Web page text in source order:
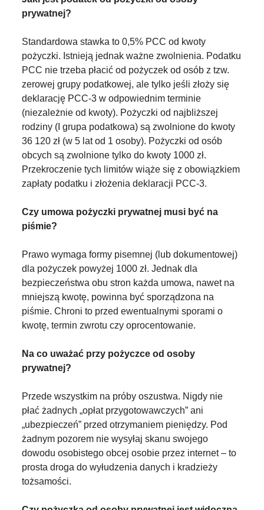
prywatnej?
Standardowa stawka to 0,5% PCC od kwoty
pożyczki. Istnieją jednak ważne zwolnienia. Podatku
PCC nie trzeba płacić od pożyczek od osób z tzw.
zerowej grupy podatkowej, ale tylko jeśli złoży się
deklarację PCC-3 w odpowiednim terminie
(niezależnie od kwoty). Pożyczki od najbliższej
rodziny (I grupa podatkowa) są zwolnione do kwoty
36 120 zł (w 5 lat od 1 osoby). Pożyczki od osób
obcych są zwolnione tylko do kwoty 1000 zł.
Przekroczenie tych limitów wiąże się z obowiązkiem
zapłaty podatku i złożenia deklaracji PCC-3.
Czy umowa pożyczki prywatnej musi być na
piśmie?
Prawo wymaga formy pisemnej (lub dokumentowej)
dla pożyczek powyżej 1000 zł. Jednak dla
bezpieczeństwa obu stron każda umowa, nawet na
mniejszą kwotę, powinna być sporządzona na
piśmie. Chroni to przed ewentualnymi sporami o
kwotę, termin zwrotu czy oprocentowanie.
Na co uważać przy pożyczce od osoby
prywatnej?
Przede wszystkim na próby oszustwa. Nigdy nie
płać żadnych „opłat przygotowawczych” ani
„ubezpieczeń” przed otrzymaniem pieniędzy. Pod
żadnym pozorem nie wysyłaj skanu swojego
dowodu osobistego obcej osobie przez internet – to
prosta droga do wyłudzenia danych i kradzieży
tożsamości.